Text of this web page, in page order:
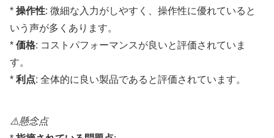
* 操作性: 微細な入力がしやすく、操作性に優れていると
いう声が多くあります。
* 価格: コストパフォーマンスが良いと評価されていま
す。
* 利点: 全体的に良い製品であると評価されています。
⚠️懸念点